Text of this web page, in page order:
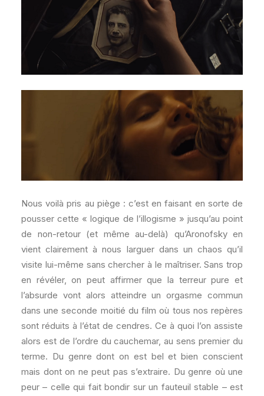
Nous voilà pris au piège : c’est en faisant en sorte de
pousser cette « logique de l’illogisme » jusqu’au point
de non-retour (et même au-delà) qu’Aronofsky en
vient clairement à nous larguer dans un chaos qu’il
visite lui-même sans chercher à le maîtriser. Sans trop
en révéler, on peut affirmer que la terreur pure et
l’absurde vont alors atteindre un orgasme commun
dans une seconde moitié du film où tous nos repères
sont réduits à l’état de cendres. Ce à quoi l’on assiste
alors est de l’ordre du cauchemar, au sens premier du
terme. Du genre dont on est bel et bien conscient
mais dont on ne peut pas s’extraire. Du genre où une
peur – celle qui fait bondir sur un fauteuil stable – est